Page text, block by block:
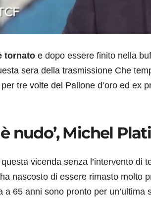
tornato e dopo essere finito nella
sera della trasmissione Che
tre volte del Pallone d’oro ed ex
è nudo’, Michel
questa vicenda senza l’intervento di
nascosto di essere rimasto molto
a 65 anni sono pronto per un’ultima